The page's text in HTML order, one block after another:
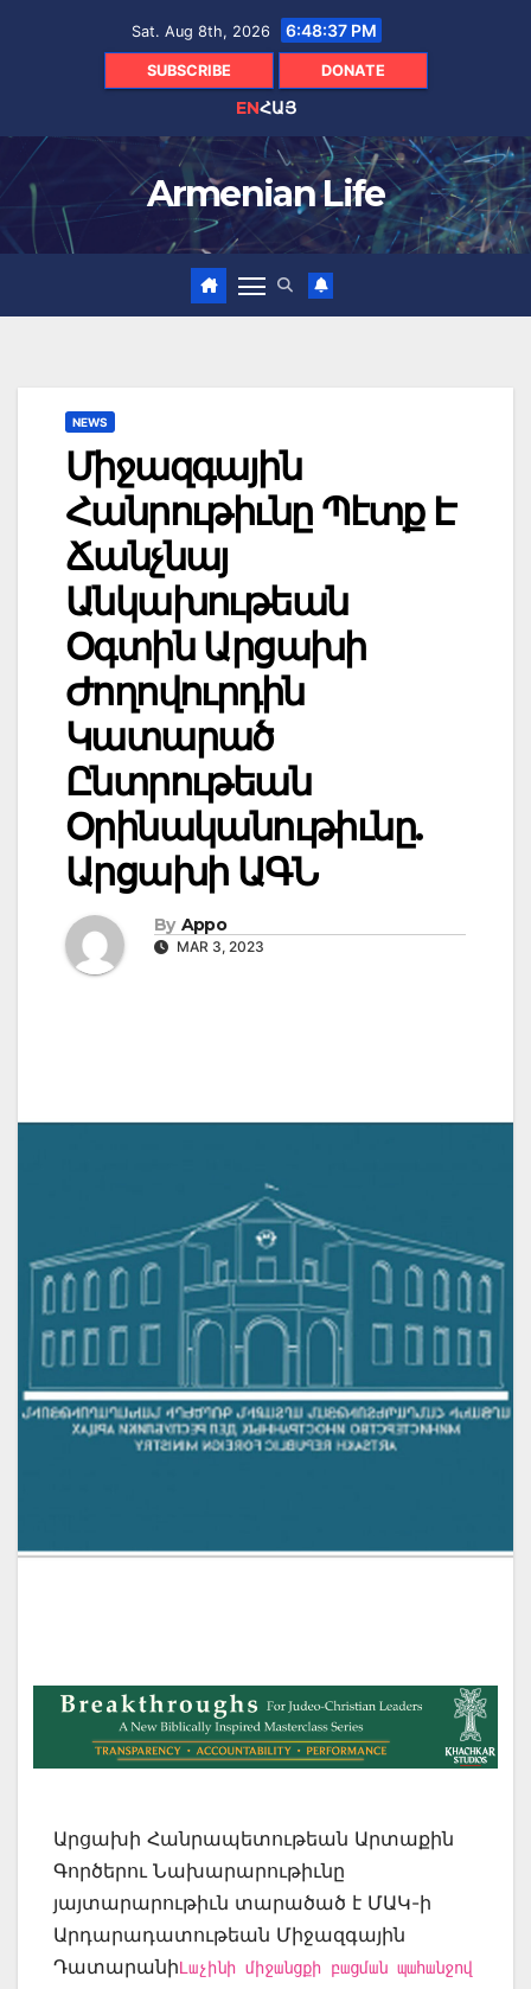
Sat. Aug 8th, 2026 6:48:38 PM
SUBSCRIBE DONATE
ENՀԱՅ
Armenian Life
NEWS
Միջազգային
Հանրութիւնը Պէտք Է
Ճանչնայ
Անկախութեան
Օգտին Արցախի
Ժողովուրդին
Կատարած
Ընտրութեան
Օրինականութիւնը.
Արցախի ԱԳՆ
By Appo
MAR 3, 2023
Արցախի Հանրապետութեան Արտաքին
Գործերու Նախարարութիւնը
յայտարարութիւն տարածած է ՄԱԿ-ի
Արդարադատութեան Միջազգային
ԴատարանիԼաչինի միջանցքի բացման պահանջով